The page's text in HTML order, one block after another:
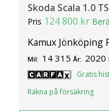
Skoda Scala 1.0
Pris 124 800 kr
Kamux Jönköping
Mil: 14 315 År: 2020
Gratis
Räkna på försäkring